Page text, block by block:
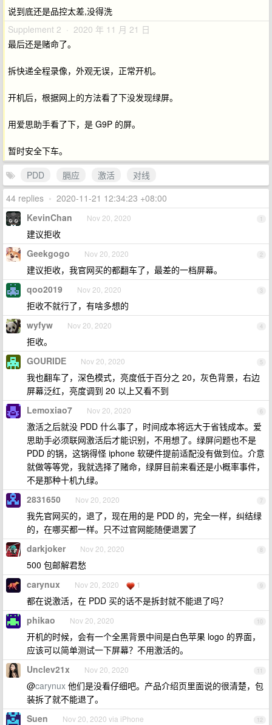
说到底还是品控太差,没得洗
Supplement 2 · 2020 年 11 月 21 日
最后还是赌命了。
拆快递全程录像，外观无误，正常开机。
开机后，根据网上的方法看了下没发现绿屏。
用爱思助手看了下，是 G9P 的屏。
暂时安全下车。
PDD
膈应 激活
对线
44 replies • 2020-11-21 12:34:23 +08:00
1
KevinChan Nov 20, 2020
建议拒收
2
Geekgogo Nov 20, 2020
建议拒收，我官网买的都翻车了，最差的一档屏幕。
3
qoo2019 Nov 20, 2020
拒收不就行了，有啥多想的
4
wyfyw Nov 20, 2020
拒收。
5
GOURIDE Nov 20, 2020
我也翻车了，深色模式，亮度低于百分之 20，灰色背景，右边
屏幕泛红，亮度调到 20 以上又看不到
6
Lemoxiao7 Nov 20, 2020
激活之后就没 PDD 什么事了，时间成本将远大于省钱成本。爱
思助手必须联网激活后才能识别，不用想了。绿屏问题也不是
PDD 的锅，这锅得怪 iphone 软硬件提前适配没有做到位。介意
就做等等党，我就选择了赌命，绿屏目前来看还是小概率事件，
不是那种十机九绿。
7
2831650 Nov 20, 2020
我先官网买的，退了，现在用的是 PDD 的，完全一样，纠结绿
的，在哪买都一样。只不过官网能随便退罢了
8
darkjoker Nov 20, 2020
500 包邮解君愁
9
carynux Nov 20, 2020 1
都在说激活，在 PDD 买的话不是拆封就不能退了吗？
10
phikao Nov 20, 2020
开机的时候，会有一个全黑背景中间是白色苹果 logo 的界面，
应该可以简单测试一下屏幕？不用激活的。
11
Unclev21x Nov 20, 2020
@carynux 他们是没看仔细吧。产品介绍页里面说的很清楚，包
装拆了就不能退了。
12
Suen Nov 20, 2020 via iPhone